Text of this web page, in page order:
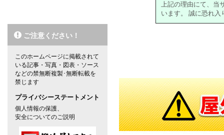
上記の理由にて、当
います。 誠に恐れ
ご注意ください！
このホームページに掲載されて
いる記事・写真・図表・ソース
などの禁無断複製･無断転載を
禁じます
プライバシーステートメント
個人情報の保護、
安全についてのご説明